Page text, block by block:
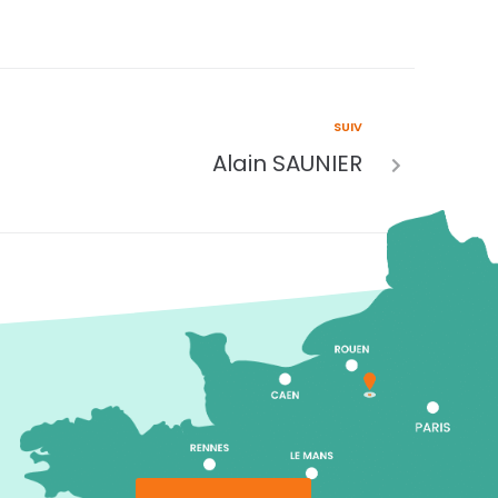
SUIV
Alain SAUNIER